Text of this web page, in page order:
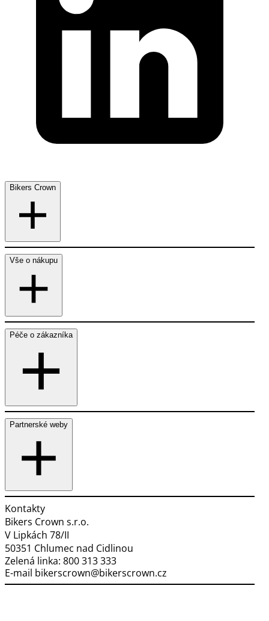
Bikers Crown
Vše o nákupu
Péče o zákazníka
Partnerské weby
Kontakty
Bikers Crown s.r.o.
V Lipkách 78/II
50351 Chlumec nad Cidlinou
Zelená linka: 800 313 333
E-mail bikerscrown@bikerscrown.cz